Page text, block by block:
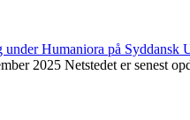
2025 Netstedet er senest